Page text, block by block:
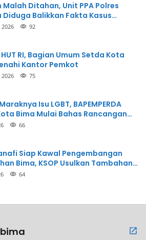
Malah Ditahan, Unit PPA Polres
Diduga Balikkan Fakta Kasus
92
RI, Bagian Umum Setda Kota
Kantor Pemkot
75
Isu LGBT, BAPEMPERDA
Bima Mulai Bahas Rancangan
66
Siap Kawal Pengembangan
Bima, KSOP Usulkan Tambahan
Rp400 Miliar
64